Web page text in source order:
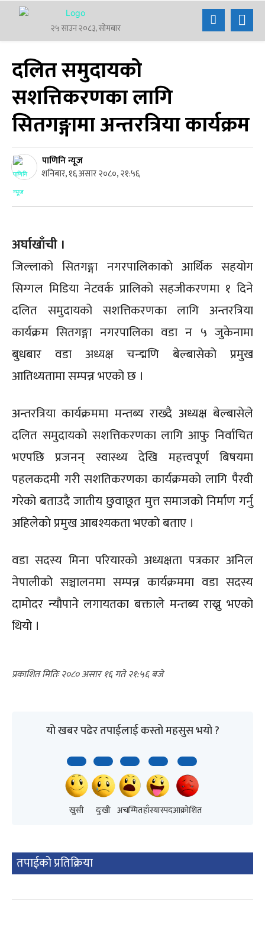
२५ साउन २०८३, सोमबार
दलित समुदायको
सशत्तिकरणका लागि
सितगङ्गामा अन्तरत्रिया कार्यक्रम
पाणिनि न्यूज
शनिबार, १६ असार २०८०, २१:५६
अर्घाखाँची ।
जिल्लाको सितगङ्गा नगरपालिकाकाे आर्थिक सहयोग
सिग्गल मिडिया नेटवर्क प्रालिकाे सहजीकरणमा १ दिने
दलित समुदायको सशत्तिकरणका लागि अन्तरत्रिया
कार्यक्रम सितगङ्गा नगरपालिका वडा न ५ जुकेनामा
बुधबार वडा अध्यक्ष चन्द्मणि बेल्बासेकाे प्रमुख
आतिथ्यतामा सम्पन्न भएको छ ।
अन्तरत्रिया कार्यक्रममा मन्तब्य राख्दै अध्यक्ष बेल्बासेले
दलित समुदायको सशत्तिकरणका लागि आफु निर्वाचित
भएपछि प्रजनन् स्वास्थ्य देखि महत्त्वपूर्ण बिषयमा
पहलकदमी गरी सशतिकरणका कार्यक्रमकाे लागि पैरवी
गरेको बताउदै जातीय छुवाछूत मुत्त समाजको निर्माण गर्नु
अहिलेकाे प्रमुख आबश्यकता भएको बताए ।
वडा सदस्य मिना परियारकाे अध्यक्षता पत्रकार अनिल
नेपालीको सञ्चालनमा सम्पन्न कार्यक्रममा वडा सदस्य
दामाेदर न्याैपाने लगायतका बक्ताले मन्तब्य राख्नु भएको
थियोे ।
२०८० असार १६ गते २१:५६
यो खबर पढेर तपाईलाई कस्तो महसुस भयो ?
खुसी दुःखी अचम्मितहाँस्यास्पदआक्रोशित
तपाईको प्रतिक्रिया